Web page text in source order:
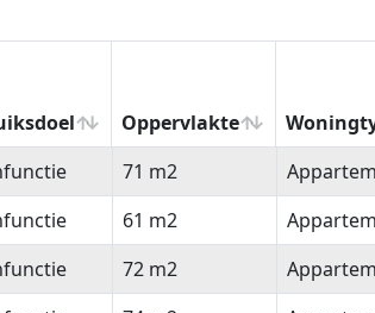
Oppervlakte
Oppervlakte
71 m2
61 m2
72 m2